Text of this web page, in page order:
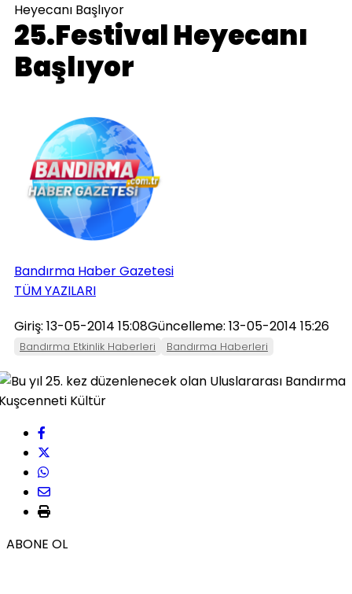
Heyecanı Başlıyor
25.Festival Heyecanı
Başlıyor
Bandırma Haber Gazetesi
TÜM YAZILARI
Giriş: 13-05-2014 15:08Güncelleme: 13-05-2014 15:26
Bandırma Etkinlik Haberleri Bandırma Haberleri
ABONE OL